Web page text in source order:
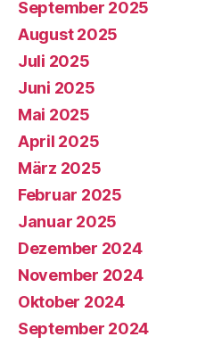
September 2025
August 2025
Juli 2025
Juni 2025
Mai 2025
April 2025
März 2025
Februar 2025
Januar 2025
Dezember 2024
November 2024
Oktober 2024
September 2024